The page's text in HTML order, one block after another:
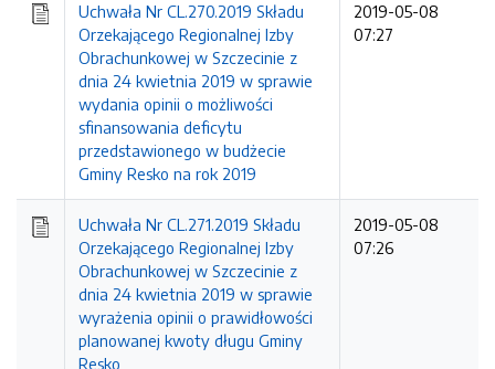
Uchwała Nr CL.270.2019 Składu
Orzekającego Regionalnej Izby
Obrachunkowej w Szczecinie z
dnia 24 kwietnia 2019 w sprawie
wydania opinii o możliwości
sfinansowania deficytu
przedstawionego w budżecie
Gminy Resko na rok 2019
2019-05-08
07:27
Uchwała Nr CL.271.2019 Składu
Orzekającego Regionalnej Izby
Obrachunkowej w Szczecinie z
dnia 24 kwietnia 2019 w sprawie
wyrażenia opinii o prawidłowości
planowanej kwoty długu Gminy
Resko
2019-05-08
07:26